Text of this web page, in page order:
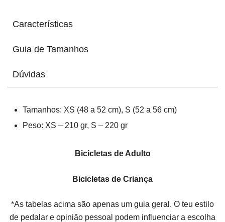
Características
Guia de Tamanhos
Dúvidas
Tamanhos: XS (48 a 52 cm), S (52 a 56 cm)
Peso: XS – 210 gr, S – 220 gr
Bicicletas de Adulto
Bicicletas de Criança
*As tabelas acima são apenas um guia geral. O teu estilo
de pedalar e opinião pessoal podem influenciar a escolha